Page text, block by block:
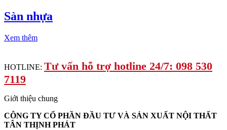
Sàn nhựa
Xem thêm
HOTLINE: Tư vấn hỗ trợ hotline 24/7: 098 530
7119
Giới thiệu chung
CÔNG TY CỔ PHẦN ĐẦU TƯ VÀ SẢN XUẤT NỘI THẤT
TÂN THỊNH PHÁT